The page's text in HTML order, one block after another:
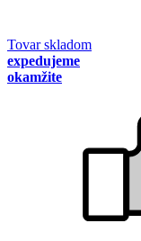
Tovar skladom
expedujeme
okamžite